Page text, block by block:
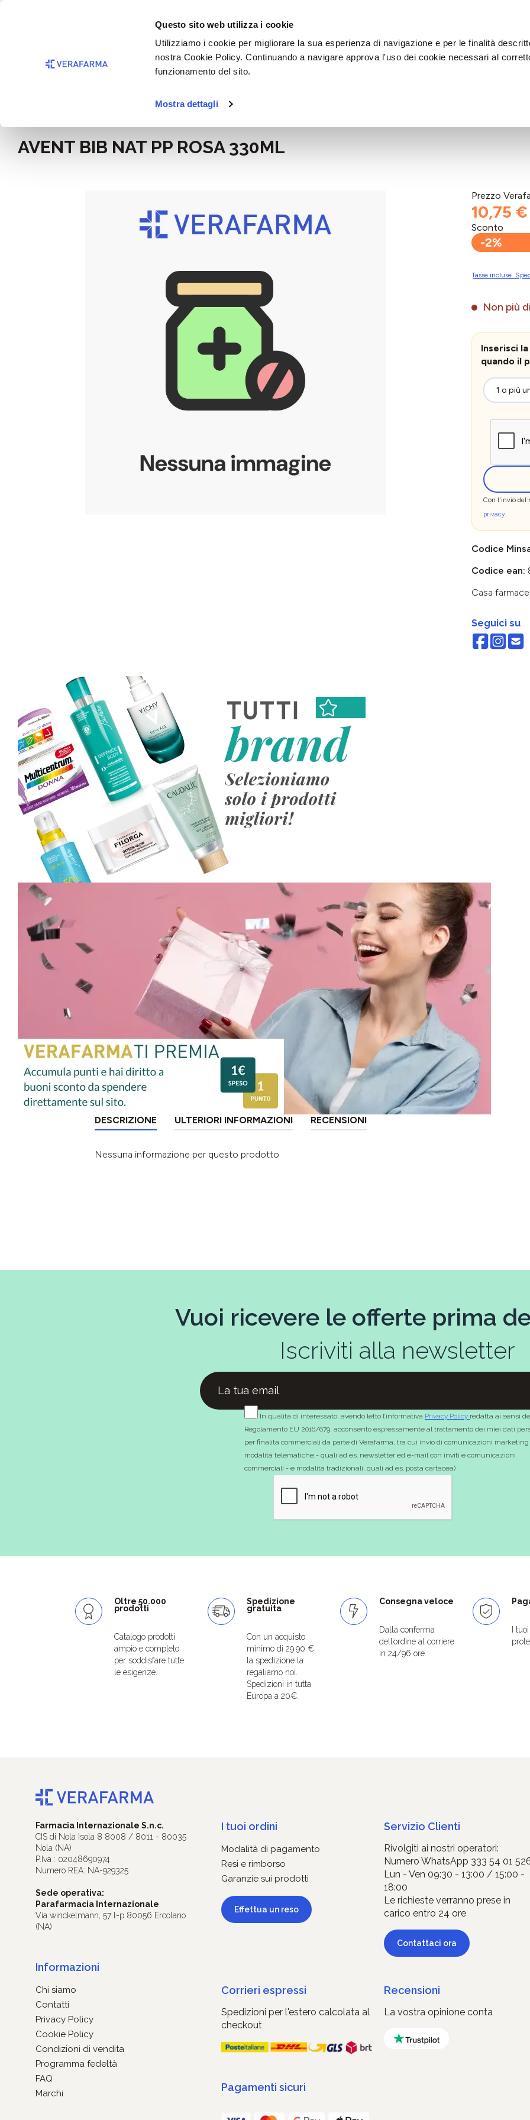
Questo sito web utilizza i cookie
Utilizziamo i cookie per migliorare la sua esperienza di navigazione e per le finalità
nostra Cookie Policy. Continuando a navigare approva l'uso dei cookie necessari al
funzionamento del sito.
Mostra dettagli
Passa alla navigazione principale
AVENT BIB NAT PP ROSA 330ML
Prezzo
10,75 €
Sconto
-2%
Tasse incluse.
Non più
Inserisci
quando il
Con l'invio del
privacy.
Codice
Codice ean:
Casa
Seguici su
DESCRIZIONE ULTERIORI INFORMAZIONI RECENSIONI
Nessuna informazione per questo prodotto
Vuoi ricevere le offerte prima
Iscriviti alla newsletter
In qualità di interessato, avendo letto l’informativa Privacy Policy redatta ai sensi
Regolamento EU 2016/679, acconsento espressamente al trattamento dei miei dati
per finalità commerciali da parte di Verafarma, tra cui invio di comunicazioni marketing
modalità telematiche - quali ad es. newsletter ed e-mail con inviti e comunicazioni
commerciali - e modalità tradizionali, quali ad es. posta cartacea)
Oltre 50.000
prodotti
Catalogo prodotti
ampio e completo
per soddisfare tutte
le esigenze.
Spedizione
gratuita
Con un acquisto
minimo di 29.90 €
la spedizione la
regaliamo noi.
Spedizioni in tutta
Europa a 20€.
Consegna veloce
Dalla conferma
dell’ordine al corriere
in 24/96 ore.
I
Farmacia Internazionale S.n.c.
CIS di Nola Isola 8 8008 / 8011 - 80035
Nola (NA)
P.Iva : 02048690974
Numero REA: NA-929325
Sede operativa:
Parafarmacia Internazionale
Via winckelmann, 57 l-p 80056 Ercolano
(NA)
Informazioni
Chi siamo
Contatti
Privacy Policy
Cookie Policy
Condizioni di vendita
Programma fedeltà
FAQ
Marchi
I tuoi ordini
Modalità di pagamento
Resi e rimborso
Garanzie sui prodotti
Effettua un reso
Servizio Clienti
Rivolgiti ai nostri operatori:
Numero WhatsApp 333 54 01
Lun - Ven 09:30 - 13:00 / 15:00 -
18:00
Le richieste verranno prese in
carico entro 24 ore
Contattaci ora
Corrieri espressi
Spedizioni per l'estero calcolata al
checkout
Recensioni
La vostra opinione conta
Pagamenti sicuri